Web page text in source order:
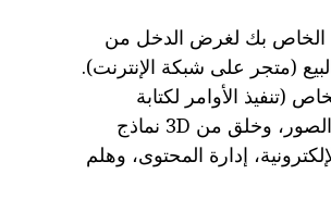
الخاص بك لغرض الدخل من
(متجر على شبكة الإنترنت).
(تنفيذ الأوامر لكتابة
المقالات، وتحرير الصور، وخلق من 3D نماذج
إدارة المحتوى، وهلم